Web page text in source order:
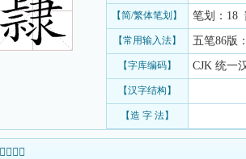
【简/繁体笔划】 笔划：18
【常用输入法】 五笔86版
【字库编码】 CJK 统一
【汉字结构】
【造 字 法】
典查询